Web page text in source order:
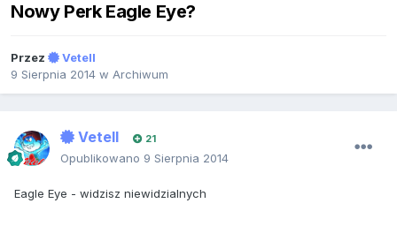
Nowy Perk Eagle Eye?
Przez
Vetell
9 Sierpnia 2014 w Archiwum
Vetell 21
Opublikowano 9 Sierpnia 2014
Eagle Eye - widzisz niewidzialnych